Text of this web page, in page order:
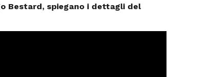
Bestard, spiegano i dettagli del